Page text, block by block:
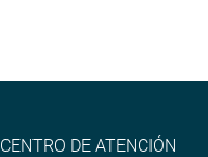
CENTRO DE ATENCIÓN